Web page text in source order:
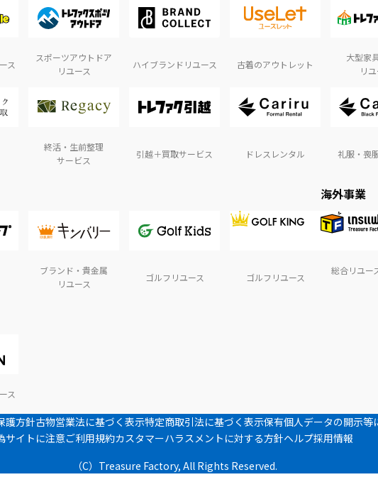
ス
スポーツアウトドア
リユース
ハイブランドリユース 古着のアウトレット
大型家
リ
終活・生前整理
サービス
引越＋買取サービス ドレスレンタル 礼服・喪
ブランド・貴金属
リユース
ゴルフリユース ゴルフリユース
海外事業
総合リユー
ス
護方針古物営業法に基づく表示特定商取引法に基づく表示保有個人データの開示等
サイトに注意ご利用規約カスタマーハラスメントに対する方針ヘルプ採用情報
（C）Treasure Factory, All Rights Reserved.